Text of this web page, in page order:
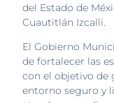
del Estado de
Cuautitlán Izcalli.
El Gobierno
de fortalecer las
con el objetivo de
entorno seguro y